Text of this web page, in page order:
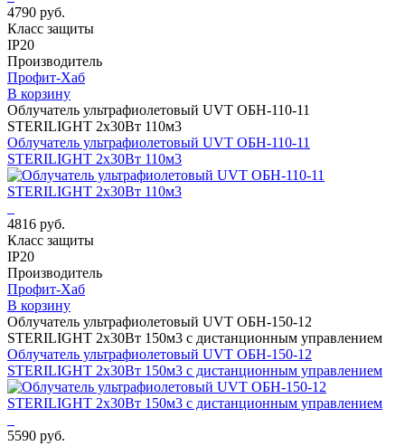
4790 руб.
Класс защиты
IP20
Производитель
Профит-Хаб
В корзину
Облучатель ультрафиолетовый UVT ОБН-110-11
STERILIGHT 2х30Вт 110м3
Облучатель ультрафиолетовый UVT ОБН-110-11
STERILIGHT 2х30Вт 110м3
4816 руб.
Класс защиты
IP20
Производитель
Профит-Хаб
В корзину
Облучатель ультрафиолетовый UVT ОБН-150-12
STERILIGHT 2х30Вт 150м3 с дистанционным управлением
Облучатель ультрафиолетовый UVT ОБН-150-12
STERILIGHT 2х30Вт 150м3 с дистанционным управлением
5590 руб.